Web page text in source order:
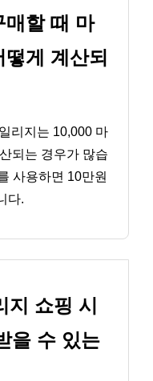
매할 때 마
게 계산되
리지는 10,000 마
되는 경우가 많습
사용하면 10만원
다.
지 쇼핑 시
을 수 있는